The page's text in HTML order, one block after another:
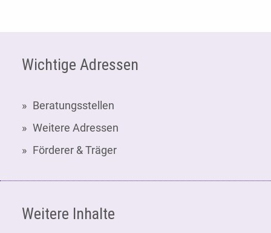
Wichtige Adressen
Beratungsstellen
Weitere Adressen
Förderer & Träger
Weitere Inhalte